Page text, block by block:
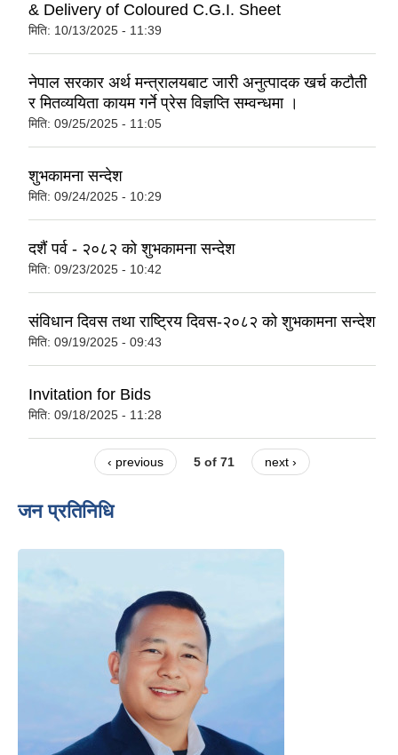
& Delivery of Coloured C.G.I. Sheet
मिति: 10/13/2025 - 11:39
नेपाल सरकार अर्थ मन्त्रालयबाट जारी अनुत्पादक खर्च कटौती
र मितव्ययिता कायम गर्ने प्रेस विज्ञप्ति सम्वन्धमा ।
मिति: 09/25/2025 - 11:05
शुभकामना सन्देश
मिति: 09/24/2025 - 10:29
दशैं पर्व - २०८२ को शुभकामना सन्देश
मिति: 09/23/2025 - 10:42
संविधान दिवस तथा राष्ट्रिय दिवस-२०८२ को शुभकामना सन्देश
मिति: 09/19/2025 - 09:43
Invitation for Bids
मिति: 09/18/2025 - 11:28
‹ previous 5 of 71 next ›
जन प्रतिनिधि